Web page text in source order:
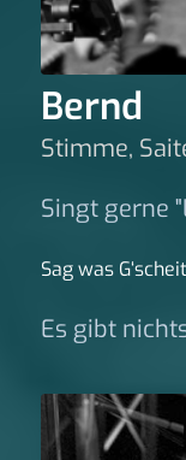
Bernd
Stimme,
Singt gerne
Sag was
Es gibt